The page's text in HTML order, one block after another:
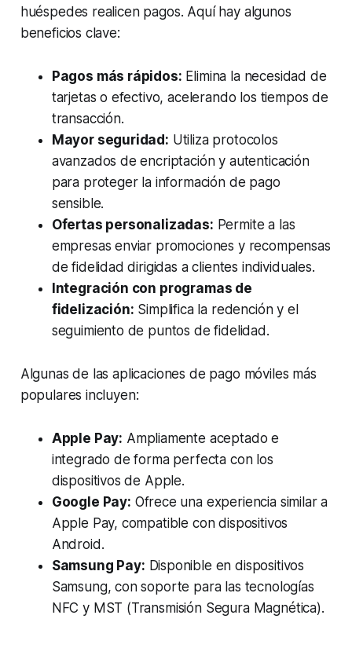
huéspedes realicen pagos. Aquí hay algunos
beneficios clave:
Pagos más rápidos: Elimina la necesidad de
tarjetas o efectivo, acelerando los tiempos de
transacción.
Mayor seguridad: Utiliza protocolos
avanzados de encriptación y autenticación
para proteger la información de pago
sensible.
Ofertas personalizadas: Permite a las
empresas enviar promociones y recompensas
de fidelidad dirigidas a clientes individuales.
Integración con programas de
fidelización: Simplifica la redención y el
seguimiento de puntos de fidelidad.
Algunas de las aplicaciones de pago móviles más
populares incluyen:
Apple Pay: Ampliamente aceptado e
integrado de forma perfecta con los
dispositivos de Apple.
Google Pay: Ofrece una experiencia similar a
Apple Pay, compatible con dispositivos
Android.
Samsung Pay: Disponible en dispositivos
Samsung, con soporte para las tecnologías
NFC y MST (Transmisión Segura Magnética).